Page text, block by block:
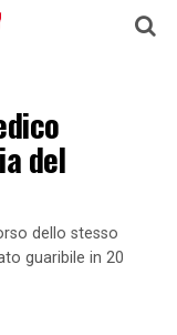
del
dello stesso
guaribile in 20